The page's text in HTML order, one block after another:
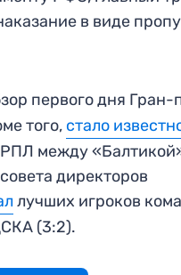
в виде
первого дня Гран-
того, стало
между
директоров
лучших игроков
(3:2).